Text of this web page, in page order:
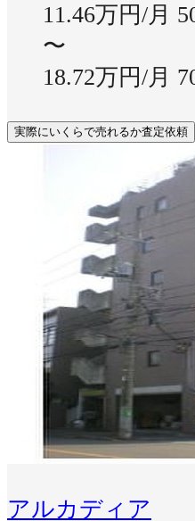
11.46万円/月
〜
18.72万円/月
実際にいくらで売れるか査定依頼
アルカディア